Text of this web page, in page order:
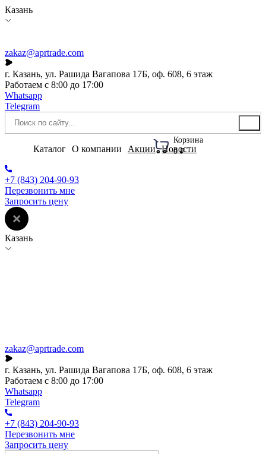
Казань
zakaz@aprtrade.com
г. Казань, ул. Рашида Вагапова 17Б, оф. 608, 6 этаж
Работаем с 8:00 до 17:00
Whatsapp
Telegram
Корзина
0 ₽
Каталог О компании Акции Новости
+7 (843) 204-90-93
Перезвонить мне
Запросить цену
Казань
zakaz@aprtrade.com
г. Казань, ул. Рашида Вагапова 17Б, оф. 608, 6 этаж
Работаем с 8:00 до 17:00
Whatsapp
Telegram
+7 (843) 204-90-93
Перезвонить мне
Запросить цену